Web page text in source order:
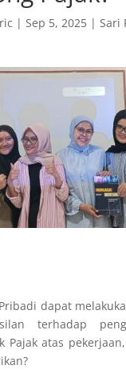
| Sep 5, 2025| Sari
dapat
terhadap
Pajak atas